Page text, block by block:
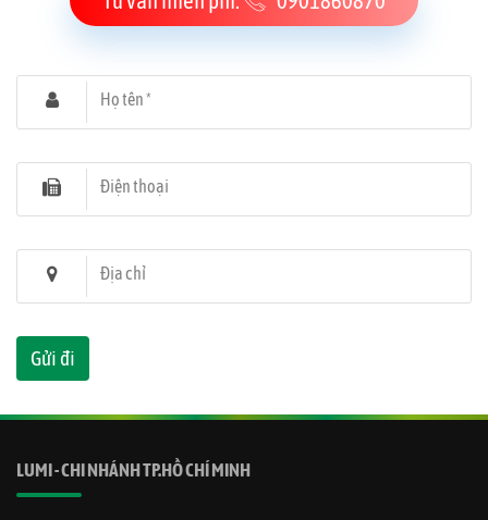
Họ tên *
Điện thoại
Địa chỉ
LUMI - CHI NHÁNH TP.HỒ CHÍ MINH